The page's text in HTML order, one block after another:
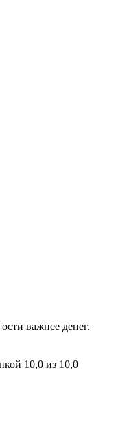
важнее денег.
10,0 из 10,0